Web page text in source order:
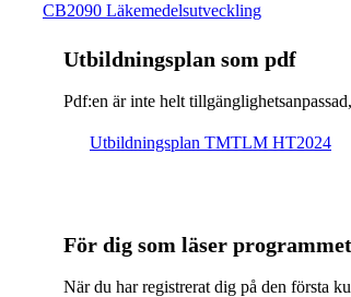
CB2090 Läkemedelsutveckling
Ut­bild­nings­plan som pdf
Pdf:en är inte helt
Ut­bild­nings­plan TMTLM HT2024
För dig som läser programmet
När du har registrerat dig på den första